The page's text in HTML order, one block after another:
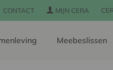
CONTACT MIJN CERA
Meebeslissen